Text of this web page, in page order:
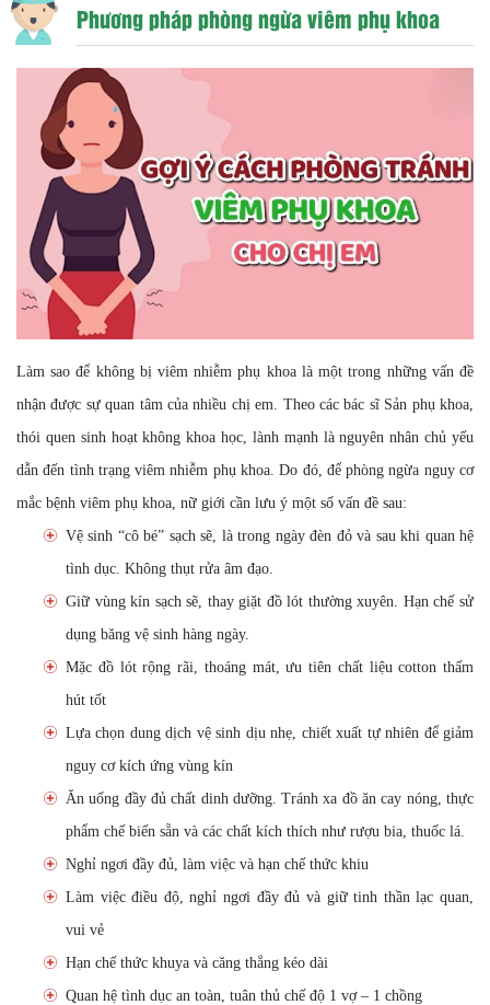
Phương pháp phòng ngừa viêm phụ khoa
Làm sao để không bị viêm nhiễm phụ khoa là một trong những vấn đề
nhận được sự quan tâm của nhiều chị em. Theo các bác sĩ Sản phụ khoa,
thói quen sinh hoạt không khoa học, lành mạnh là nguyên nhân chủ yếu
dẫn đến tình trạng viêm nhiễm phụ khoa. Do đó, để phòng ngừa nguy cơ
mắc bệnh viêm phụ khoa, nữ giới cần lưu ý một số vấn đề sau:
Vệ sinh “cô bé” sạch sẽ, là trong ngày đèn đỏ và sau khi quan hệ
tình dục. Không thụt rửa âm đạo.
Giữ vùng kín sạch sẽ, thay giặt đồ lót thường xuyên. Hạn chế sử
dụng băng vệ sinh hàng ngày.
Mặc đồ lót rộng rãi, thoáng mát, ưu tiên chất liệu cotton thấm
hút tốt
Lựa chọn dung dịch vệ sinh dịu nhẹ, chiết xuất tự nhiên để giảm
nguy cơ kích ứng vùng kín
Ăn uống đầy đủ chất dinh dưỡng. Tránh xa đồ ăn cay nóng, thực
phẩm chế biến sẵn và các chất kích thích như rượu bia, thuốc lá.
Nghỉ ngơi đầy đủ, làm việc và hạn chế thức khiu
Làm việc điều độ, nghỉ ngơi đầy đủ và giữ tinh thần lạc quan,
vui vẻ
Hạn chế thức khuya và căng thẳng kéo dài
Quan hệ tình dục an toàn, tuân thủ chế độ 1 vợ – 1 chồng